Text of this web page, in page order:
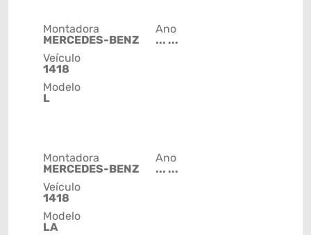
Montadora
MERCEDES-BENZ
Veículo
1418
Modelo
L
Ano
... ...
Montadora
MERCEDES-BENZ
Veículo
1418
Modelo
LA
Ano
... ...